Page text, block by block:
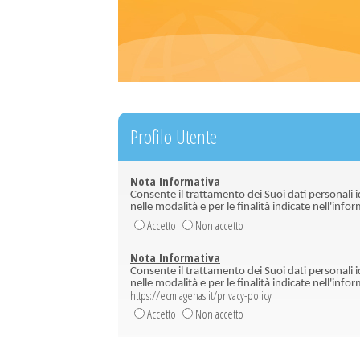
Profilo Utente
Nota Informativa
Consente il trattamento dei Suoi dati personali
nelle modalità e per le finalità indicate
Accetto
Non accetto
Nota Informativa
Consente il trattamento dei Suoi dati personali
nelle modalità e per le finalità indicate
https://ecm.agenas.it/privacy-policy
Accetto
Non accetto